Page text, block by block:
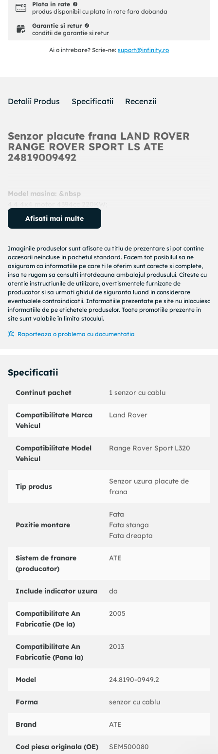
Plata in rate
produs disponibil cu plata in rate fara dobanda
Garantie si retur
conditii de garantie si retur
Ai o intrebare? Scrie-ne: suport@infinity.ro
Detalii Produs Specificatii Recenzii
Senzor placute frana LAND ROVER
RANGE ROVER SPORT LS ATE
24819009492
Model masina: &nbsp
An: 2005 - 2013
Cod produs:
Denumire produs:senzor placute frana
Specificatii produs:
Tip frina : frana disc
Lungime contact avertizare [mm] : 1228
De la numar serie sasiu : 7A000001
An fabricatie pana la : 10/2009
Numar bucati necesare : 1
Partea de montare : punte fata
: 620949
LAND ROVER : SEM500080
BENDIX : 581420
DELPHI : LZ0203
FEBI BILSTEIN : 31821
HELLA PAGID : 8DK355250791
JURID : 581420
LPR : KS0171
NK : 280179
TEXTAR : 98034000
Afisati mai multe
Imaginile produselor sunt afisate cu titlu de prezentare si pot contine
accesorii neincluse in pachetul standard. Facem tot posibilul sa ne
asiguram ca informatiile pe care ti le oferim sunt corecte si complete,
insa te rugam sa consulti intotdeauna ambalajul produsului. Citeste cu
atentie instructiunile de utilizare, avertismentele furnizate de
producator si sa urmati ghidul de siguranta luand in considerare
eventualele contraindicatii. Informatiile prezentate pe site nu inlocuiesc
informatiile de pe etichetele produselor. Toate promotiile prezente in
site sunt valabile în limita stocului.
Raporteaza o problema cu documentatia
Specificatii
Continut pachet 1 senzor cu cablu
Compatibilitate Marca
Vehicul
Land Rover
Compatibilitate Model
Vehicul
Range Rover Sport L320
Tip produs
Senzor uzura placute de
frana
Pozitie montare
Fata
Fata stanga
Fata dreapta
Sistem de franare
(producator)
ATE
Include indicator uzura da
Compatibilitate An
Fabricatie (De la)
2005
Compatibilitate An
Fabricatie (Pana la)
2013
Model 24.8190-0949.2
Forma senzor cu cablu
Brand ATE
Cod piesa originala (OE) SEM500080